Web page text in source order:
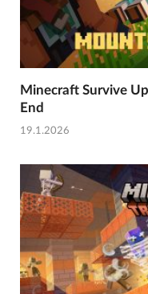
Minecraft Survive
End
19.1.2026